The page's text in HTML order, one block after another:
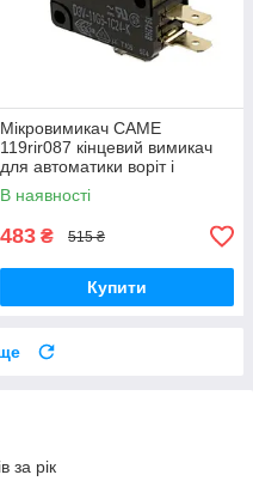
Мікровимикач CAME
119rir087 кінцевий вимикач
для автоматики воріт і
шлагбауму
В наявності
483 ₴ 515 ₴
Купити
за рік